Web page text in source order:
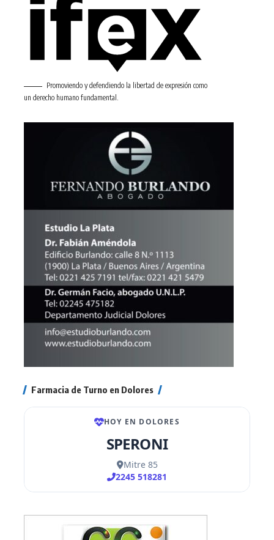
Promoviendo y defendiendo la libertad de expresión como
un derecho humano fundamental.
Farmacia de Turno en Dolores